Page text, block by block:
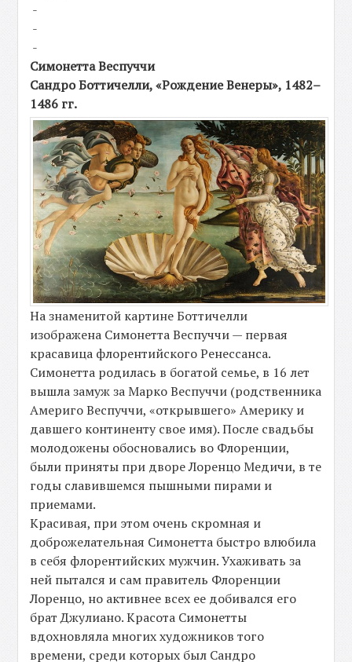
-
-
-
Симонетта Веспуччи
Сандро Боттичелли, «Рождение Венеры», 1482–
1486 гг.
На знаменитой картине Боттичелли
изображена Симонетта Веспуччи — первая
красавица флорентийского Ренессанса.
Симонетта родилась в богатой семье, в 16 лет
вышла замуж за Марко Веспуччи (родственника
Америго Веспуччи, «открывшего» Америку и
давшего континенту свое имя). После свадьбы
молодожены обосновались во Флоренции,
были приняты при дворе Лоренцо Медичи, в те
годы славившемся пышными пирами и
приемами.
Красивая, при этом очень скромная и
доброжелательная Симонетта быстро влюбила
в себя флорентийских мужчин. Ухаживать за
ней пытался и сам правитель Флоренции
Лоренцо, но активнее всех ее добивался его
брат Джулиано. Красота Симонетты
вдохновляла многих художников того
времени, среди которых был Сандро